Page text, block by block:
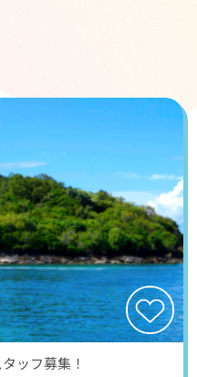
下膳、ドリンクの提供、
など、接客全般をお願い
言える方なら大歓迎で
く、先輩が一つずつ丁寧
かいまかないがつきま
、プライベートの時間も
代は無料。休日には、海
ッシュできます。
ッフ募集！